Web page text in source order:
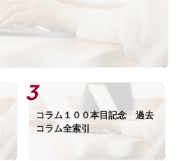
コラム１００本目記念 過去
コラム全索引